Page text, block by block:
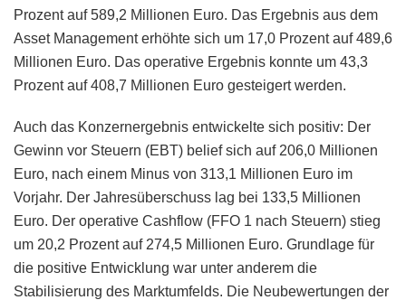
Prozent auf 589,2 Millionen Euro. Das Ergebnis aus dem
Asset Management erhöhte sich um 17,0 Prozent auf 489,6
Millionen Euro. Das operative Ergebnis konnte um 43,3
Prozent auf 408,7 Millionen Euro gesteigert werden.
Auch das Konzernergebnis entwickelte sich positiv: Der
Gewinn vor Steuern (EBT) belief sich auf 206,0 Millionen
Euro, nach einem Minus von 313,1 Millionen Euro im
Vorjahr. Der Jahresüberschuss lag bei 133,5 Millionen
Euro. Der operative Cashflow (FFO 1 nach Steuern) stieg
um 20,2 Prozent auf 274,5 Millionen Euro. Grundlage für
die positive Entwicklung war unter anderem die
Stabilisierung des Marktumfelds. Die Neubewertungen der